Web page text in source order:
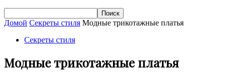
Домой Секреты стиля Модные трикотажные платья
Секреты стиля
Модные трикотажные платья